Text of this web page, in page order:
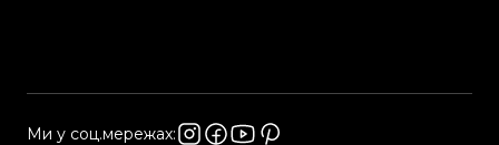
Ми у соц.мережах: